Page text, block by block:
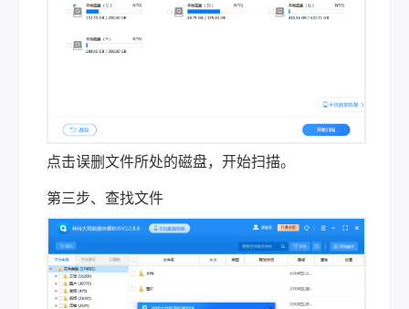
点击误删文件所处的磁盘，开始扫描。
第三步、查找文件